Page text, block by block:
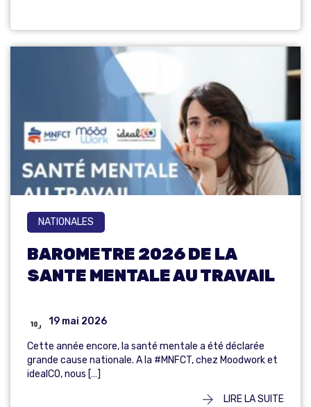
NATIONALES
BAROMETRE 2026 DE LA
SANTE MENTALE AU TRAVAIL
19 mai 2026
Cette année encore, la santé mentale a été déclarée
grande cause nationale. A la #MNFCT, chez Moodwork et
idealCO, nous […]
LIRE LA SUITE